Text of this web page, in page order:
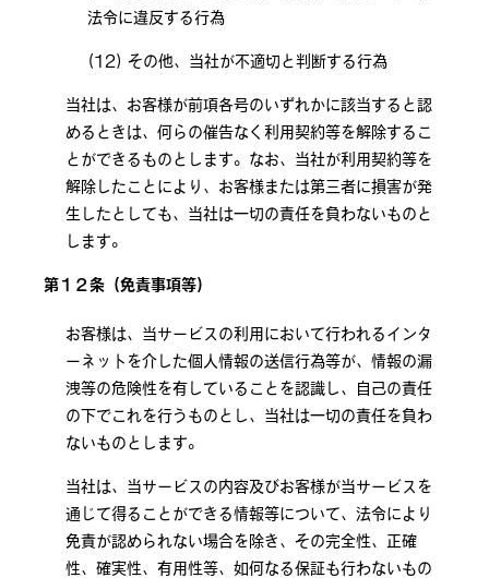
法令に違反する行為
その他、当社が不適切と判断する行為
当社は、お客様が前項各号のいずれかに該当すると認
めるときは、何らの催告なく利用契約等を解除するこ
とができるものとします。なお、当社が利用契約等を
解除したことにより、お客様または第三者に損害が発
生したとしても、当社は一切の責任を負わないものと
します。
第１２条（免責事項等）
お客様は、当サービスの利用において行われるインタ
ーネットを介した個人情報の送信行為等が、情報の漏
洩等の危険性を有していることを認識し、自己の責任
の下でこれを行うものとし、当社は一切の責任を負わ
ないものとします。
当社は、当サービスの内容及びお客様が当サービスを
通じて得ることができる情報等について、法令により
免責が認められない場合を除き、その完全性、正確
性、確実性、有用性等、如何なる保証も行わないもの